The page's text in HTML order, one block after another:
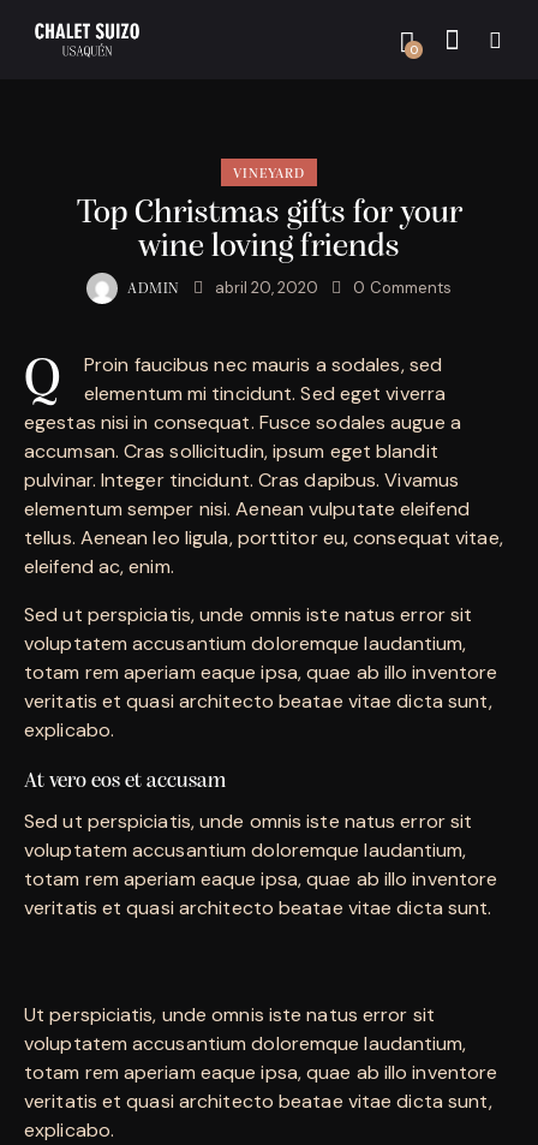
0
VINEYARD
Top Christmas gifts for your
wine loving friends
ADMIN abril 20, 2020 0 Comments
Q
Proin faucibus nec mauris a sodales, sed
elementum mi tincidunt. Sed eget viverra
egestas nisi in consequat. Fusce sodales augue a
accumsan. Cras sollicitudin, ipsum eget blandit
pulvinar. Integer tincidunt. Cras dapibus. Vivamus
elementum semper nisi. Aenean vulputate eleifend
tellus. Aenean leo ligula, porttitor eu, consequat vitae,
eleifend ac, enim.
Sed ut perspiciatis, unde omnis iste natus error sit
voluptatem accusantium doloremque laudantium,
totam rem aperiam eaque ipsa, quae ab illo inventore
veritatis et quasi architecto beatae vitae dicta sunt,
explicabo.
At vero eos et accusam
Sed ut perspiciatis, unde omnis iste natus error sit
voluptatem accusantium doloremque laudantium,
totam rem aperiam eaque ipsa, quae ab illo inventore
veritatis et quasi architecto beatae vitae dicta sunt.
Ut perspiciatis, unde omnis iste natus error sit
voluptatem accusantium doloremque laudantium,
totam rem aperiam eaque ipsa, quae ab illo inventore
veritatis et quasi architecto beatae vitae dicta sunt,
explicabo.